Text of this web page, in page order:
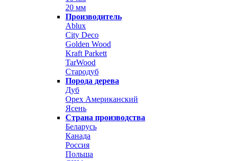
20 мм
Производитель
Ablux
City Deco
Golden Wood
Kraft Parkett
TarWood
Стародуб
Порода дерева
Дуб
Орех Американский
Ясень
Страна производства
Беларусь
Канада
Россия
Польша